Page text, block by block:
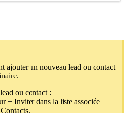
ajouter un nouveau lead ou contact
ou contact :
+ Inviter dans la liste associée